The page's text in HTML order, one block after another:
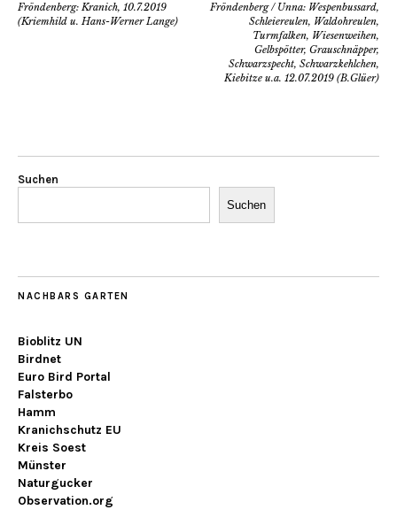
Fröndenberg: Kranich, 10.7.2019
(Kriemhild u. Hans-Werner Lange)
Fröndenberg / Unna: Wespenbussard,
Schleiereulen, Waldohreulen,
Turmfalken, Wiesenweihen,
Gelbspötter, Grauschnäpper,
Schwarzspecht, Schwarzkehlchen,
Kiebitze u.a. 12.07.2019 (B.Glüer)
Suchen
Suchen
NACHBARS GARTEN
Bioblitz UN
Birdnet
Euro Bird Portal
Falsterbo
Hamm
Kranichschutz EU
Kreis Soest
Münster
Naturgucker
Observation.org